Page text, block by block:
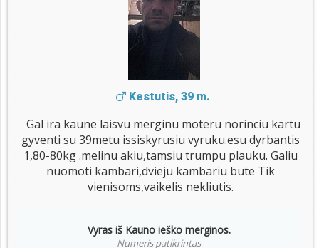
Kestutis, 39 m.
Gal ira kaune laisvu merginu moteru norinciu kartu
gyventi su 39metu issiskyrusiu vyruku.esu dyrbantis
1,80-80kg .melinu akiu,tamsiu trumpu plauku. Galiu
nuomoti kambari,dvieju kambariu bute Tik
vienisoms,vaikelis nekliutis.
Vyras iš Kauno ieško merginos.
Numeris patikrintas